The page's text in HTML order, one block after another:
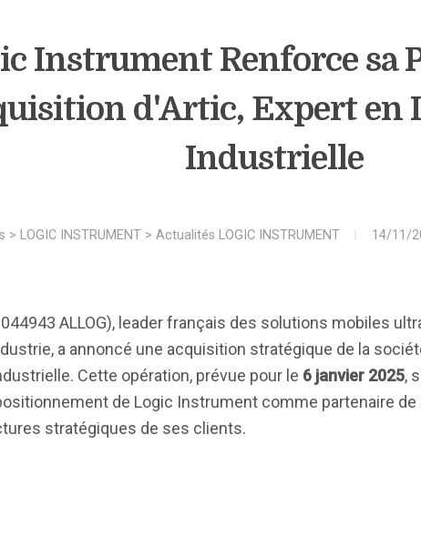
Instrument Renforce sa
d'Artic, Expert en
Industrielle
> LOGIC INSTRUMENT> Actualités LOGIC INSTRUMENT 14/11/
ALLOG), leader français des solutions mobiles
a annoncé une acquisition stratégique de la
Cette opération, prévue pour le 6 janvier 2025,
de Logic Instrument comme partenaire
stratégiques de ses clients.